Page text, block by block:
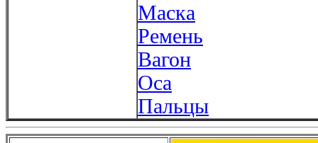
Маска
Ремень
Вагон
Оса
Пальцы